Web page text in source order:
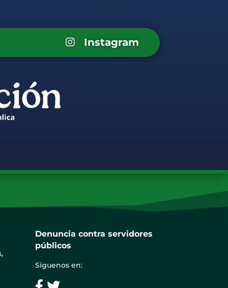
Instagram
Denuncia contra servidores
públicos
Síguenos en: